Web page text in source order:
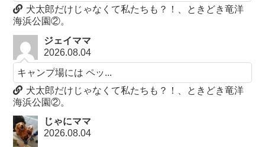
犬太郎だけじゃなくて私たちも？！、ときどき竜洋
海浜公園②。
ジェイママ
2026.08.04
キャンプ場には ペッ...
犬太郎だけじゃなくて私たちも？！、ときどき竜洋
海浜公園②。
じゃにママ
2026.08.04